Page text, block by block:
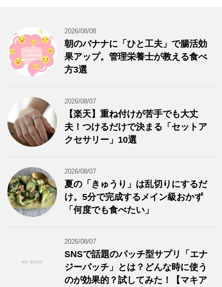
2026/08/08
朝のバナナに「ひと工夫」で腸活効
果アップ。管理栄養士が教える食べ
方3選
2026/08/07
【楽天】重ね付けが苦手でも大丈
夫！つけるだけで決まる「セットア
クセサリー」10選
2026/08/07
夏の「きゅうり」は乱切りにするだ
け。5分で完成するメイン級おかず
「何度でも食べたい」
2026/08/07
SNSで話題のパッチ型サプリ「エナ
ジーパッチ」とは？どんな時に使う
のが効果的？試してみた！【マキア